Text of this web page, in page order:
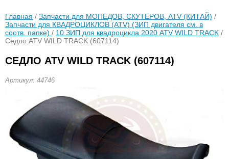
Главная / Запчасти для МОПЕДОВ, СКУТЕРОВ, ATV (КИТАЙ) /
Запчасти для КВАДРОЦИКЛОВ (ATV) (ЗИП двигателя см. в
соотв. папке) / 10 ЗИП для квадроцикла 2020 ATV WILD TRACK /
Седло ATV WILD TRACK (607114)
СЕДЛО ATV WILD TRACK (607114)
Артикул: 44746